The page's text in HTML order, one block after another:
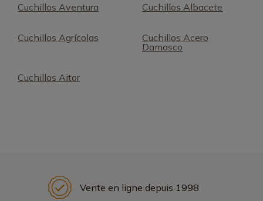
Cuchillos Aventura Cuchillos Albacete
Cuchillos Agrícolas
Cuchillos Acero
Damasco
Cuchillos Aitor
Vente en ligne depuis 1998